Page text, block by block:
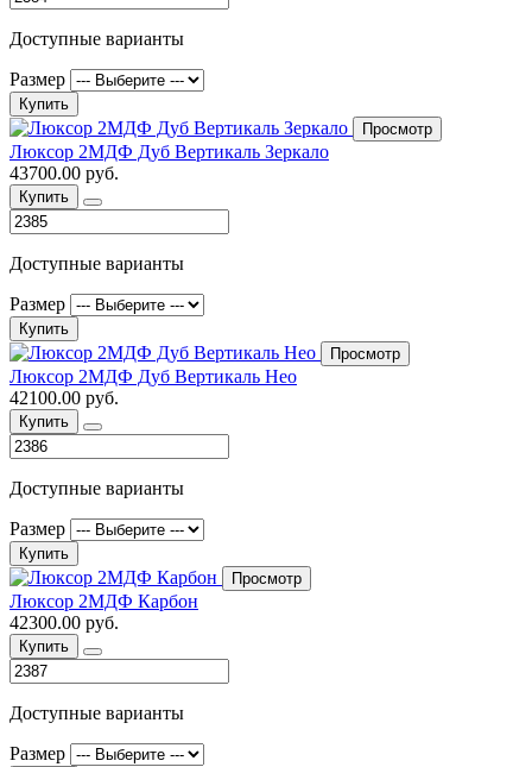
Доступные варианты
Размер
Купить
Просмотр
Люксор 2МДФ Дуб Вертикаль Зеркало
43700.00 руб.
Купить
Доступные варианты
Размер
Купить
Просмотр
Люксор 2МДФ Дуб Вертикаль Нео
42100.00 руб.
Купить
Доступные варианты
Размер
Купить
Просмотр
Люксор 2МДФ Карбон
42300.00 руб.
Купить
Доступные варианты
Размер